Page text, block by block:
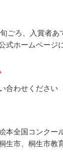
ごろ、入賞者あ
式ホームページ
合わせください
本全国コンクー
生市、桐生市教